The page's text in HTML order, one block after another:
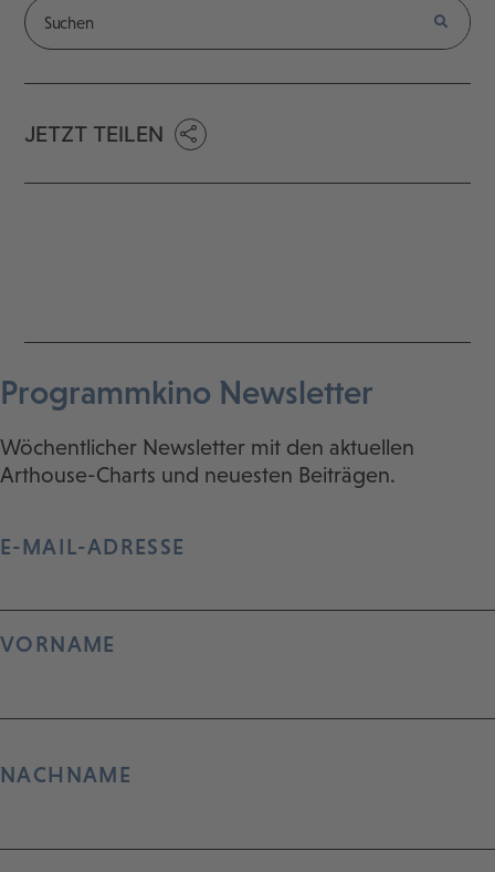
JETZT TEILEN
Programmkino Newsletter
Wöchentlicher Newsletter mit den aktuellen
Arthouse-Charts und neuesten Beiträgen.
E-MAIL-ADRESSE
VORNAME
NACHNAME